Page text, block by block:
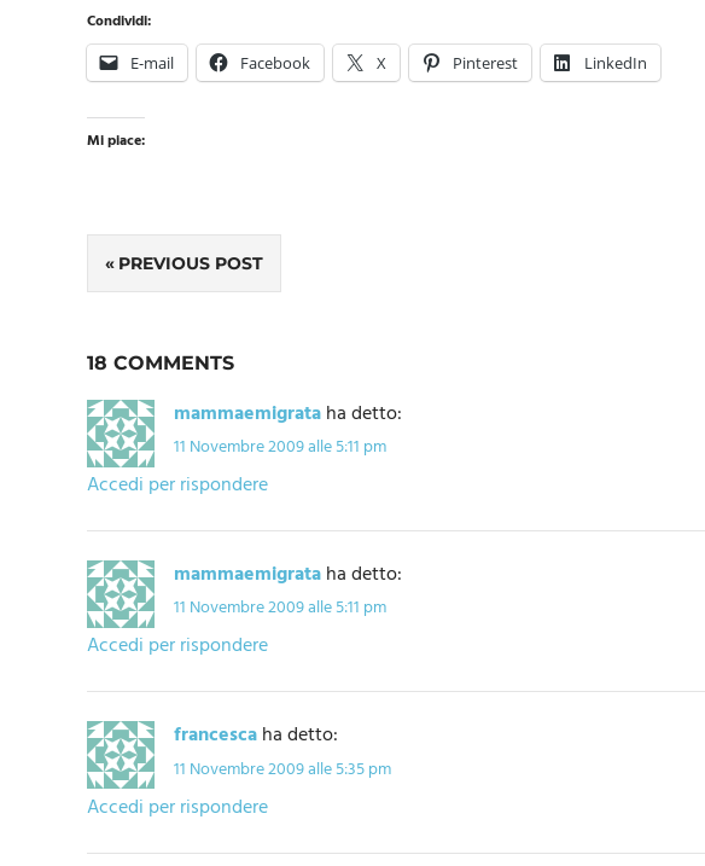
Condividi:
E-mail Facebook X Pinterest LinkedIn
Mi piace:
Navigazione
PREVIOUS POST
18 COMMENTS
mammaemigrataha detto:
11 Novembre 2009 alle 5:11 pm
Accedi per rispondere
mammaemigrataha detto:
11 Novembre 2009 alle 5:11 pm
Accedi per rispondere
francescaha detto:
11 Novembre 2009 alle 5:35 pm
Accedi per rispondere